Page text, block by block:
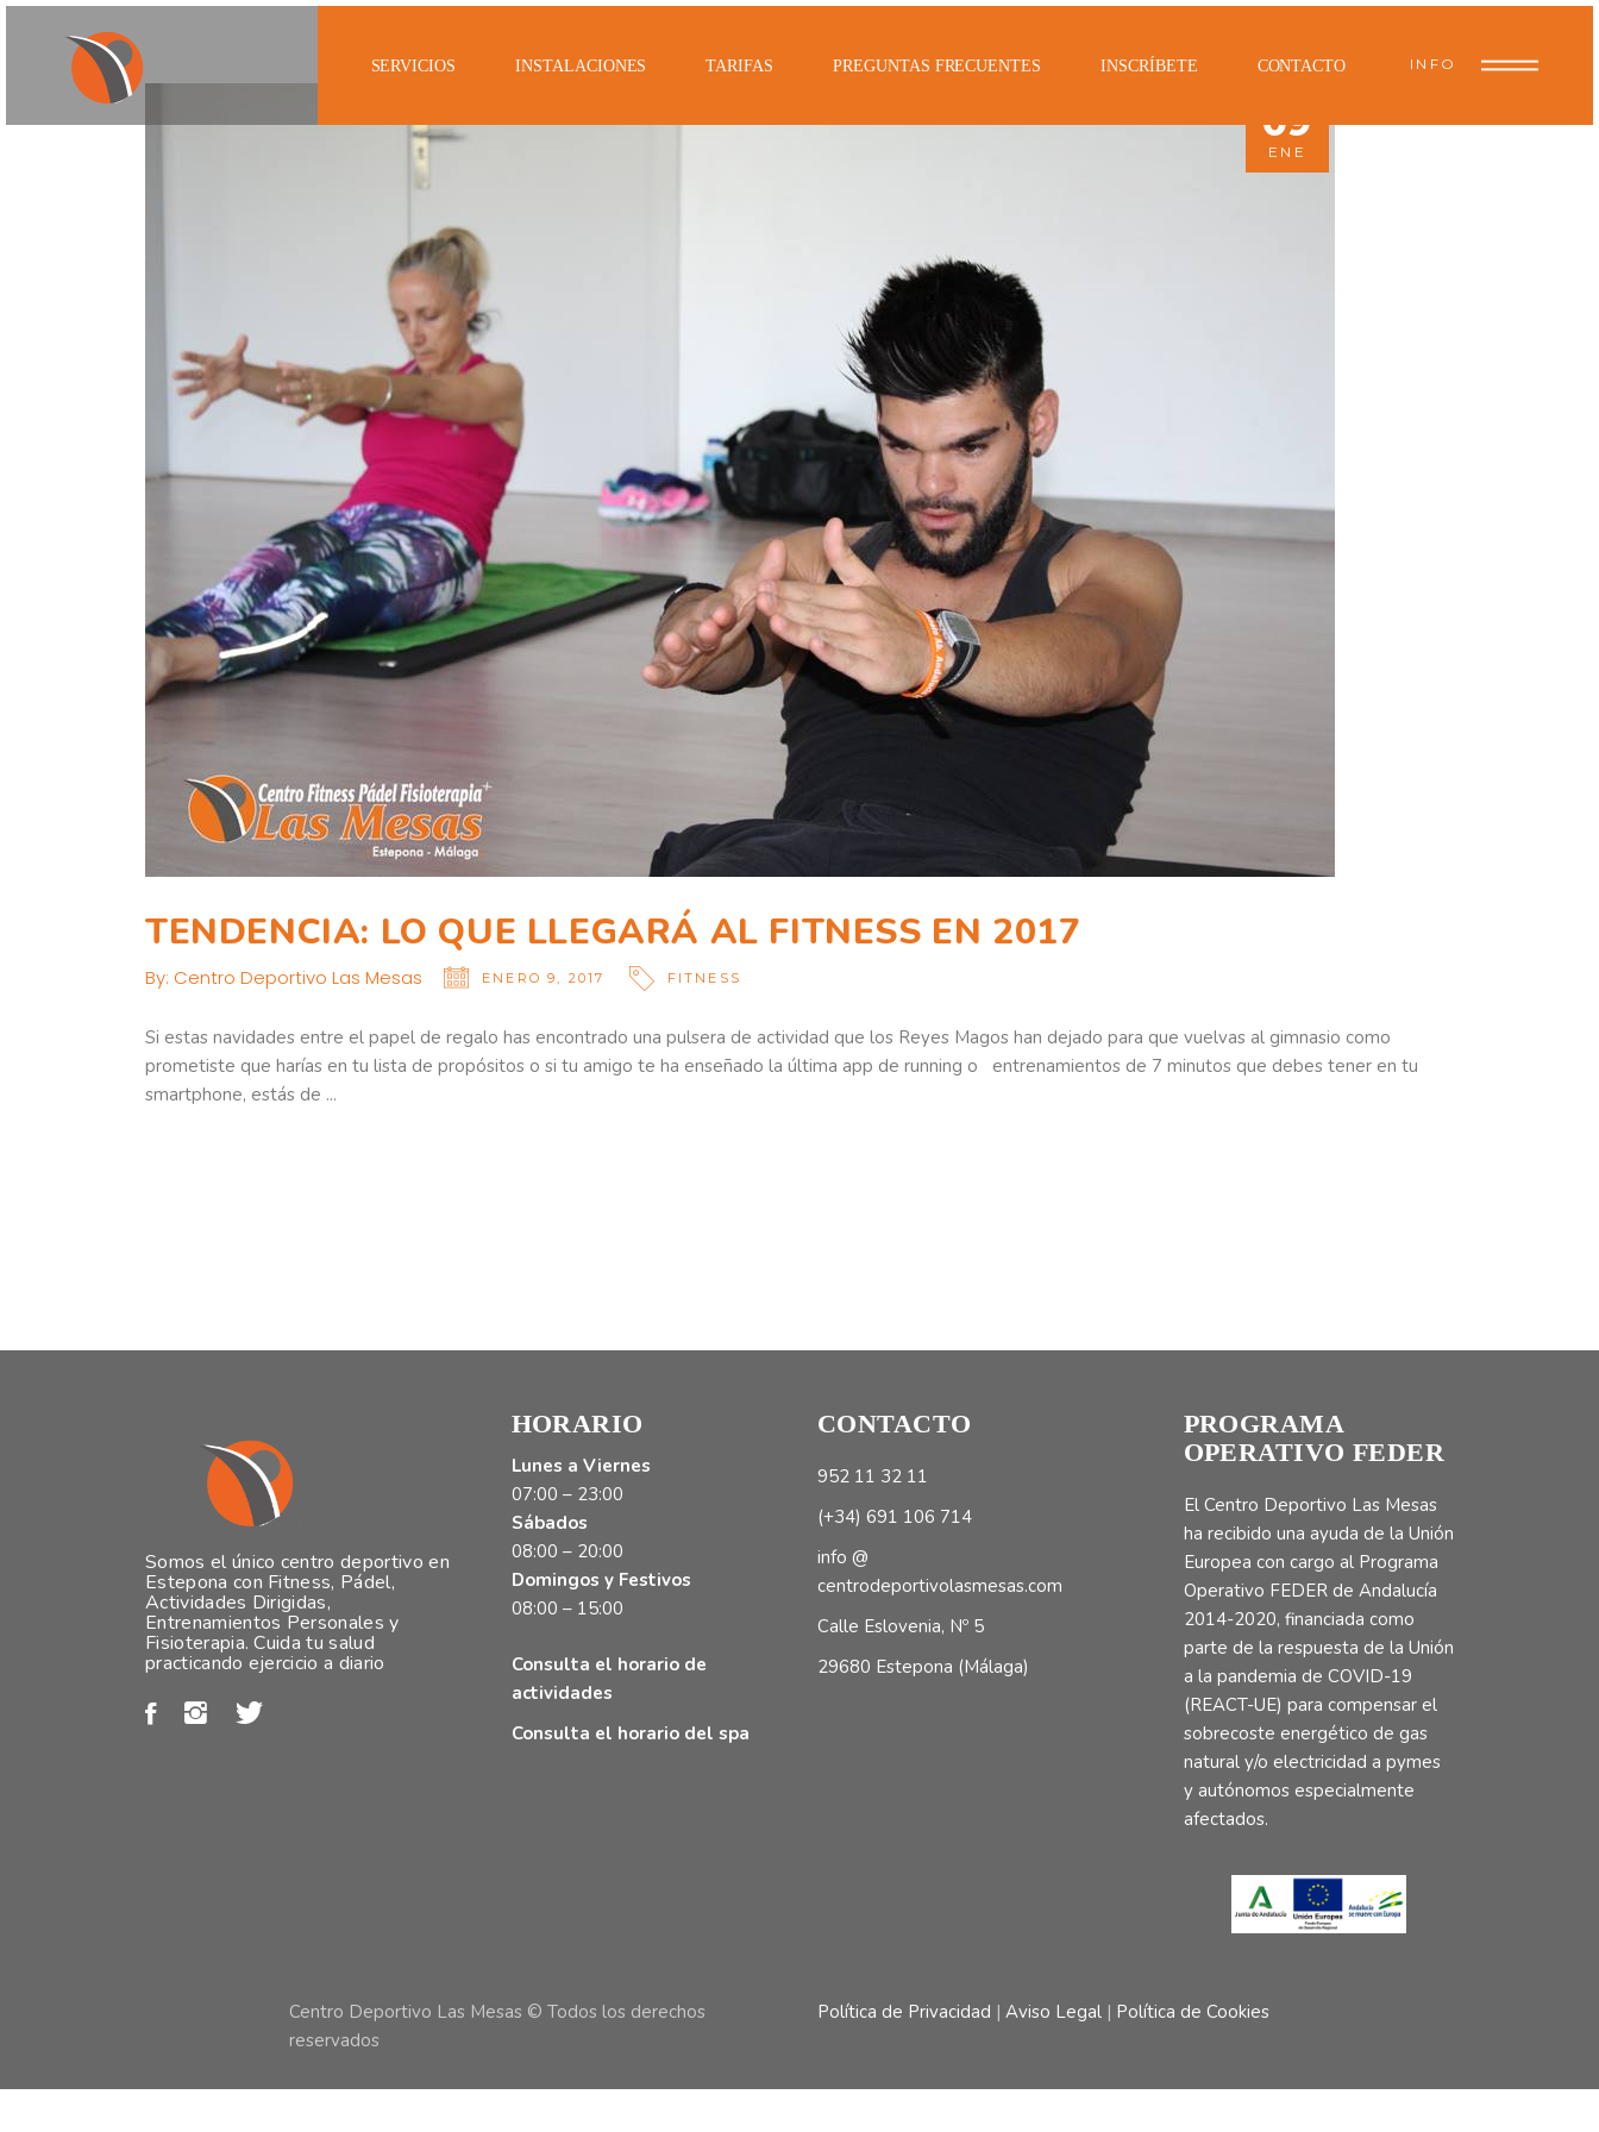
SERVICIOS INSTALACIONES TARIFAS PREGUNTAS FRECUENTES INSCRÍBETE CONTACTO INFO
09
ENE
TENDENCIA: LO QUE LLEGARÁ AL FITNESS EN 2017
By: Centro Deportivo Las Mesas ENERO 9, 2017 FITNESS
Si estas navidades entre el papel de regalo has encontrado una pulsera de actividad que los Reyes Magos han dejado para que vuelvas al gimnasio como
prometiste que harías en tu lista de propósitos o si tu amigo te ha enseñado la última app de running o entrenamientos de 7 minutos que debes tener en tu
smartphone, estás de
Somos el único centro deportivo en
Estepona con Fitness, Pádel,
Actividades Dirigidas,
Entrenamientos Personales y
Fisioterapia. Cuida tu salud
practicando ejercicio a diario
HORARIO
Lunes a Viernes
07:00 – 23:00
Sábados
08:00 – 20:00
Domingos y Festivos
08:00 – 15:00
Consulta el horario de
actividades
Consulta el horario del spa
CONTACTO
952 11 32 11
(+34) 691 106 714
info @
centrodeportivolasmesas.com
Calle Eslovenia, Nº 5
29680 Estepona (Málaga)
PROGRAMA
OPERATIVO FEDER
El Centro Deportivo Las Mesas
ha recibido una ayuda de la Unión
Europea con cargo al Programa
Operativo FEDER de Andalucía
2014-2020, financiada como
parte de la respuesta de la Unión
a la pandemia de COVID-19
(REACT-UE) para compensar el
sobrecoste energético de gas
natural y/o electricidad a pymes
y autónomos especialmente
afectados.
Centro Deportivo Las Mesas © Todos los derechos
reservados
Política de Privacidad | Aviso Legal | Política de Cookies